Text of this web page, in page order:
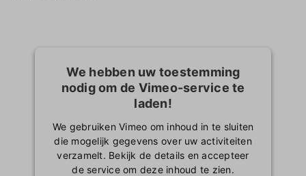
We hebben uw toestemming
nodig om de Vimeo-service te
laden!
We gebruiken Vimeo om inhoud in te sluiten
die mogelijk gegevens over uw activiteiten
verzamelt. Bekijk de details en accepteer
de service om deze inhoud te zien.